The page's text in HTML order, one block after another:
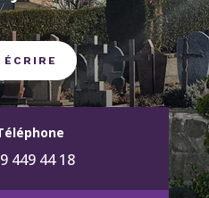
ÉCRIRE
449 44 18